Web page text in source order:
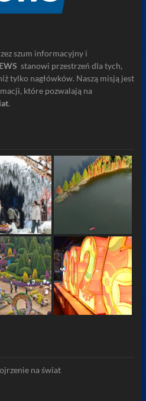
szum informacyjny i
stanowi przestrzeń dla tych,
tylko nagłówków. Naszą misją jest
które pozwalają na
.
na świat